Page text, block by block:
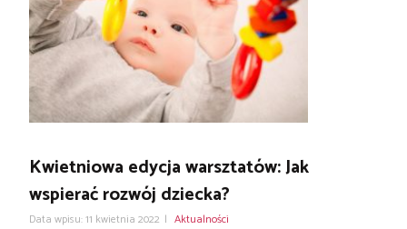
Kwietniowa edycja warsztatów: Jak
wspierać rozwój dziecka?
Data wpisu: 11 kwietnia 2022 | Aktualności